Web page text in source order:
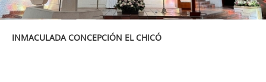
INMACULADA CONCEPCIÓN EL CHICÓ